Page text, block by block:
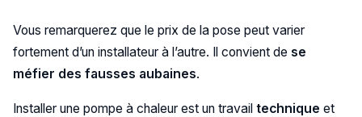
Vous remarquerez que le prix de la pose peut varier
fortement d’un installateur à l’autre. Il convient de se
méfier des fausses aubaines.
Installer une pompe à chaleur est un travail technique et